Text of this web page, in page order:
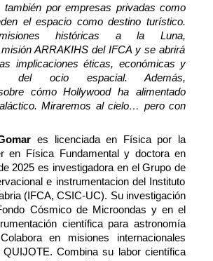
también por empresas privadas como
el espacio como destino turístico.
sioneshistóricas a la Luna,
isión ARRAKIHS del IFCA y seabrirá
implicaciones éticas, económicas y
del ocio espacial. Además,
cómo Hollywood ha alimentado
Miraremos alcielo… pero con
es licenciada en Física por la
en Física Fundamental y doctora en
2025 es investigadora en el Grupo de
e instrumentacion del Instituto
(IFCA, CSIC-UC). Su investigación
Cósmico de Microondas y en el
científica para astronomía
en misiones internacionales
Combina su labor científica